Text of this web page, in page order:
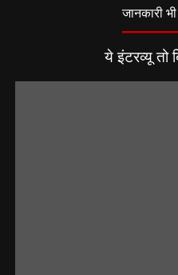
जानकारी
ये इंटरव्यू तो